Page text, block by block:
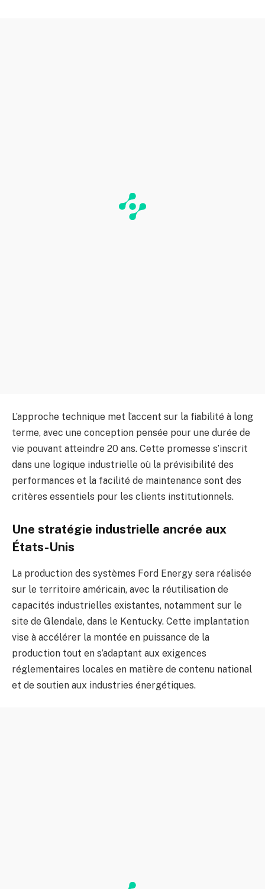
L’approche technique met l’accent sur la fiabilité à long
terme, avec une conception pensée pour une durée de
vie pouvant atteindre 20 ans. Cette promesse s’inscrit
dans une logique industrielle où la prévisibilité des
performances et la facilité de maintenance sont des
critères essentiels pour les clients institutionnels.
Une stratégie industrielle ancrée aux
États-Unis
La production des systèmes Ford Energy sera réalisée
sur le territoire américain, avec la réutilisation de
capacités industrielles existantes, notamment sur le
site de Glendale, dans le Kentucky. Cette implantation
vise à accélérer la montée en puissance de la
production tout en s’adaptant aux exigences
réglementaires locales en matière de contenu national
et de soutien aux industries énergétiques.